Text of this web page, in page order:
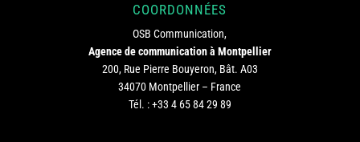
COORDONNÉES
OSB Communication,
Agence de communication à Montpellier
200, Rue Pierre Bouyeron, Bât. A03
34070 Montpellier – France
Tél. :+33 4 65 84 29 89